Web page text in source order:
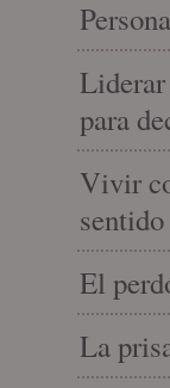
para
Vivir
El
La